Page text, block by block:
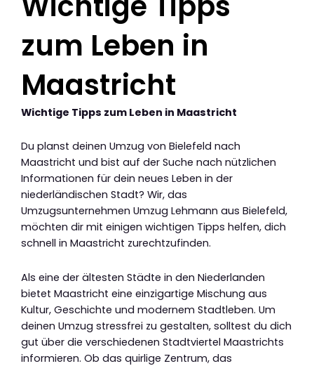
zum Leben in
Maastricht
Wichtige Tipps zum Leben in Maastricht
Du planst deinen Umzug von Bielefeld nach
Maastricht und bist auf der Suche nach nützlichen
Informationen für dein neues Leben in der
niederländischen Stadt? Wir, das
Umzugsunternehmen Umzug Lehmann aus Bielefeld,
möchten dir mit einigen wichtigen Tipps helfen, dich
schnell in Maastricht zurechtzufinden.
Als eine der ältesten Städte in den Niederlanden
bietet Maastricht eine einzigartige Mischung aus
Kultur, Geschichte und modernem Stadtleben. Um
deinen Umzug stressfrei zu gestalten, solltest du dich
gut über die verschiedenen Stadtviertel Maastrichts
informieren. Ob das quirlige Zentrum, das